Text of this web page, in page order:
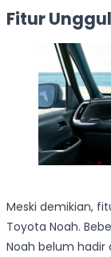
Fitur
Meski demikian,
Toyota Noah.
Noah belum hadir